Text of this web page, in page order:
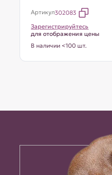
Артикул302083
Зарегистрируйтесь
для отображения цены
В наличии <100 шт.